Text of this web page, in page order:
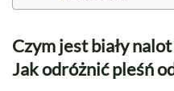
Czym jest biały
Jak odróżnić pleśń